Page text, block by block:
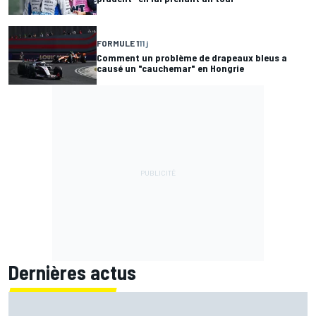
FORMULE 111 j
Comment un problème de drapeaux bleus a
causé un "cauchemar" en Hongrie
Dernières actus